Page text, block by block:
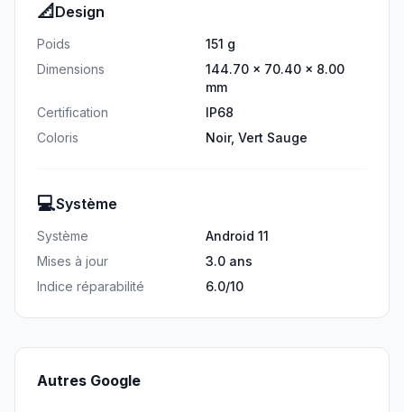
📐 Design
Poids
151 g
Dimensions
144.70 × 70.40 × 8.00
mm
Certification
IP68
Coloris
Noir, Vert Sauge
💻Système
Système
Android 11
Mises à jour
3.0 ans
Indice réparabilité
6.0/10
Autres Google